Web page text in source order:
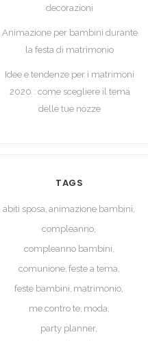
decorazioni
Animazione per bambini durante
la festa di matrimonio
Idee e tendenze per i matrimoni
2020 : come scegliere il tema
delle tue nozze
TAGS
abiti sposa animazione bambini
compleanno
compleanno bambini
comunione feste a tema
feste bambini matrimonio
me contro te moda
party planner